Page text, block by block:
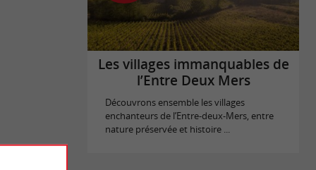
Les villages immanquables de
l’Entre Deux Mers
Découvrons ensemble les villages
enchanteurs de l’Entre-deux-Mers, entre
nature préservée et histoire ...